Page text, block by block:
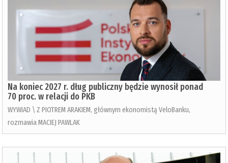
Na koniec 2027 r. dług publiczny będzie wynosił ponad
70 proc. w relacji do PKB
WYWIAD \ Z PIOTREM ARAKIEM, głównym ekonomistą VeloBanku,
rozmawia MACIEJ PAWLAK